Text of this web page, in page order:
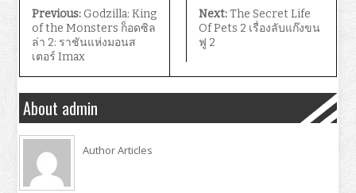
Previous: Godzilla: King
of the Monsters ก็อดซิล
ล่า 2: ราชันแห่งมอนส
เตอร์ Imax
Next:The Secret Life
Of Pets 2 เรื่องลับแก๊งขน
ฟู 2
About admin
Author Articles